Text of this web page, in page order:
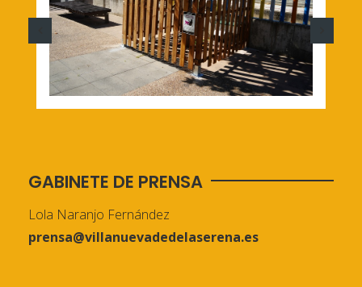
GABINETE DE PRENSA
Lola Naranjo Fernández
prensa@villanuevadedelaserena.es